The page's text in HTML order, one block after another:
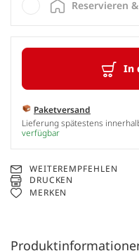
In
Paketversand
Lieferung spätestens
verfügbar
Reservieren
WEITEREMPFEHLEN
DRUCKEN
MERKEN